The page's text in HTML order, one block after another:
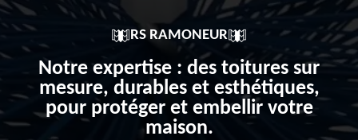
RS RAMONEUR
Notre expertise : des toitures sur
mesure, durables et esthétiques,
pour protéger et embellir votre
maison.